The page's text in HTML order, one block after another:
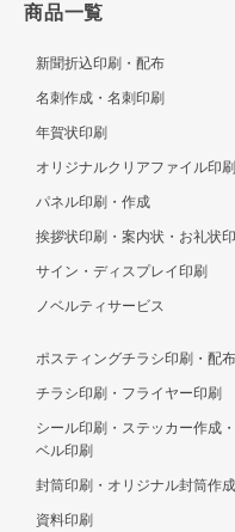
商品一覧
新聞折込印刷・配布
名刺作成・名刺印刷
年賀状印刷
オリジナルクリアファイル印刷
パネル印刷・作成
挨拶状印刷・案内状・お礼状
サイン・ディスプレイ印刷
ノベルティサービス
ポスティングチラシ印刷・配布
チラシ印刷・フライヤー印刷
シール印刷・ステッカー作成
ベル印刷
封筒印刷・オリジナル封筒作成
資料印刷